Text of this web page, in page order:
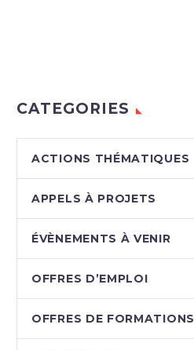
CATEGORIES
ACTIONS THÉMATIQUES
APPELS À PROJETS
ÉVÈNEMENTS À VENIR
OFFRES D’EMPLOI
OFFRES DE FORMATIONS